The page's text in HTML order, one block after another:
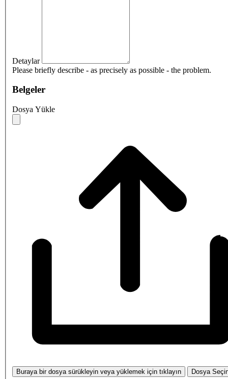
Detaylar
Please briefly describe - as precisely as possible - the problem.
Belgeler
Dosya Yükle
Buraya bir dosya sürükleyin veya yüklemek için tıklayın Dosya